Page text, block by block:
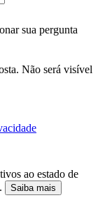
sua pergunta
Não será visível
ao estado de
Saiba mais